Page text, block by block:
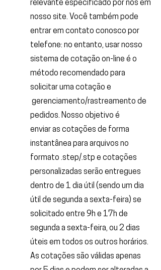
relevante especificado por nós em
nosso site. Você também pode
entrar em contato conosco por
telefone: no entanto, usar nosso
sistema de cotação on-line é o
método recomendado para
solicitar uma cotação e
gerenciamento/rastreamento de
pedidos. Nosso objetivo é
enviar as cotações de forma
instantânea para arquivos no
formato .step/.stp e cotações
personalizadas serão entregues
dentro de 1 dia útil (sendo um dia
útil de segunda a sexta-feira) se
solicitado entre 9h e 17h de
segunda a sexta-feira, ou 2 dias
úteis em todos os outros horários.
As cotações são válidas apenas